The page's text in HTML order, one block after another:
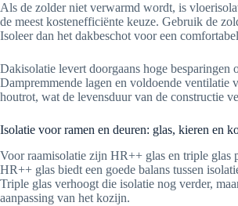
Als de zolder niet verwarmd wordt, is
de meest kostenefficiënte keuze. Gebruik de
Isoleer dan het dakbeschot voor een
Dakisolatie levert doorgaans hoge besparingen
Dampremmende lagen en voldoende ventilatie
houtrot, wat de levensduur van de constructie
Isolatie voor ramen en deuren: glas, kieren en
Voor raamisolatie zijn HR++ glas en triple glas
HR++ glas biedt een goede balans tussen
Triple glas verhoogt die isolatie nog verder,
aanpassing van het kozijn.